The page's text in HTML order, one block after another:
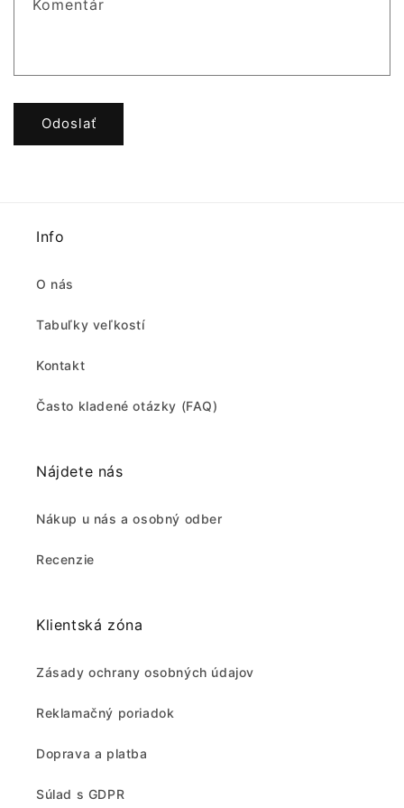
Komentár
Odoslať
Info
O nás
Tabuľky veľkostí
Kontakt
Často kladené otázky (FAQ)
Nájdete nás
Nákup u nás a osobný odber
Recenzie
Klientská zóna
Zásady ochrany osobných údajov
Reklamačný poriadok
Doprava a platba
Súlad s GDPR